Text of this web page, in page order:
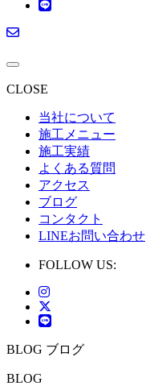
CLOSE
当社について
施工メニュー
施工実績
よくある質問
アクセス
ブログ
コンタクト
LINEお問い合わせ
FOLLOW US:
BLOG ブログ
BLOG